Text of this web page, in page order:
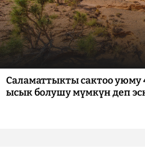
Саламаттыкты сактоо уюму
ысык болушу мүмкүн деп